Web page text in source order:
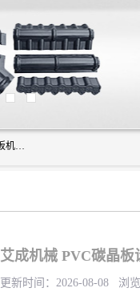
艾斯曼(张家港)技术工程设备有限公司是一家以新型建材生产设备生产制造，公司的主要经营产品有塑料中空模板机器、PET片材设备、可降解餐盒设备、树脂瓦设备、管材生产线、琉璃瓦设备等，艾斯曼机械在国内及国外享有较高盛誉拥有众多长期合作的老客户。
艾成机械 PVC碳晶
更新时间：2026-08-08 浏